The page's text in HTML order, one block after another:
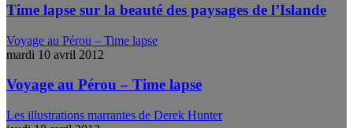
Time lapse sur la beauté des paysages de l’Islande
Voyage au Pérou – Time lapse
mardi 10 avril 2012
Voyage au Pérou – Time lapse
Les illustrations marrantes de Derek Hunter